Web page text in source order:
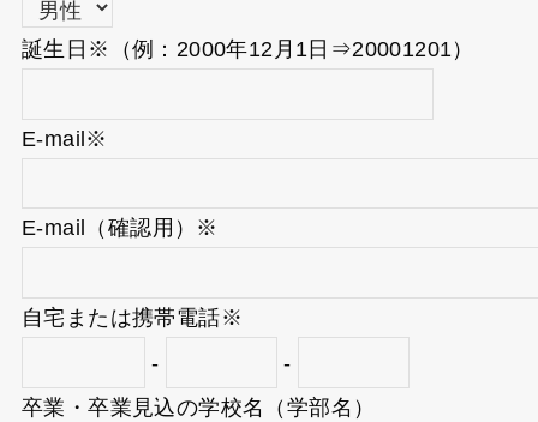
誕生日 ※ （例：2000年12月1日⇒20001201）
E-mail※
E-mail（確認用） ※
自宅または携帯電話※
-
-
卒業・卒業見込の学校名（学部名）